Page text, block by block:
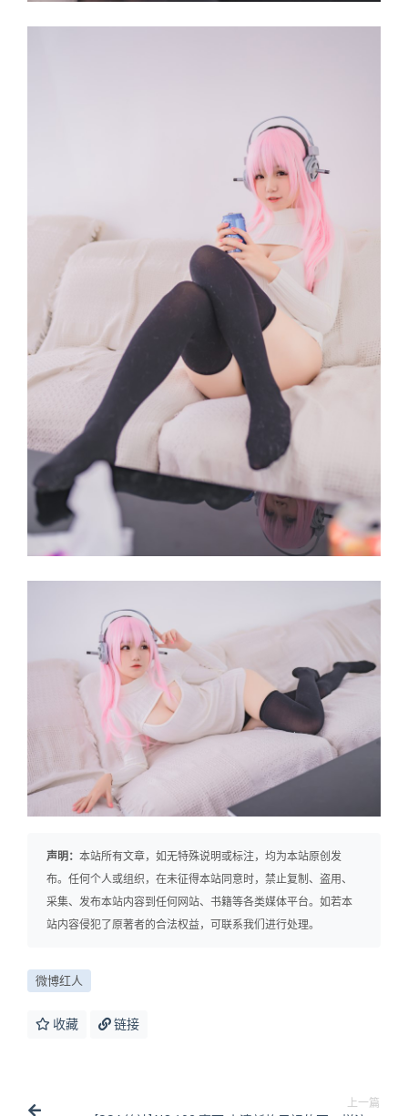
声明： 本站所有文章，如无特殊说明或标注，均为本站原创发
布。任何个人或组织，在未征得本站同意时，禁止复制、盗用、
采集、发布本站内容到任何网站、书籍等各类媒体平台。如若本
站内容侵犯了原著者的合法权益，可联系我们进行处理。
微博红人
收藏 链接
上一篇